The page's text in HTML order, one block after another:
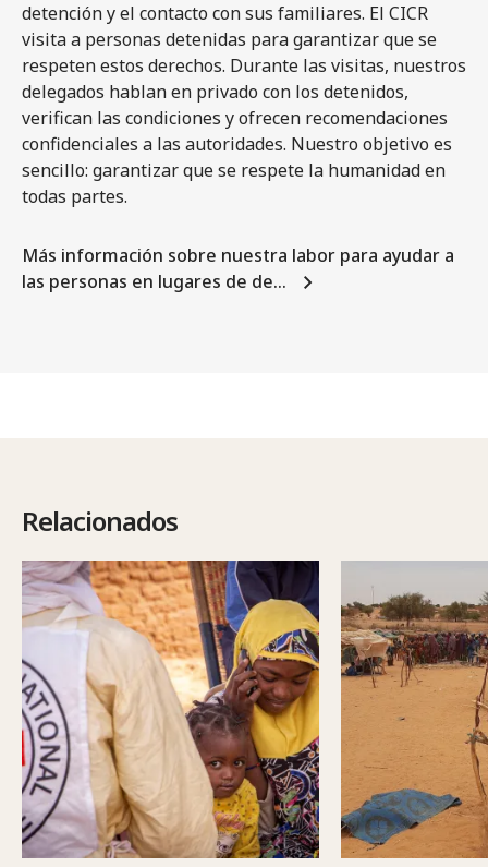
detención y el contacto con sus familiares. El CICR
visita a personas detenidas para garantizar que se
respeten estos derechos. Durante las visitas, nuestros
delegados hablan en privado con los detenidos,
verifican las condiciones y ofrecen recomendaciones
confidenciales a las autoridades. Nuestro objetivo es
sencillo: garantizar que se respete la humanidad en
todas partes.
Más información sobre nuestra labor para ayudar a
las personas en lugares de de…
Relacionados